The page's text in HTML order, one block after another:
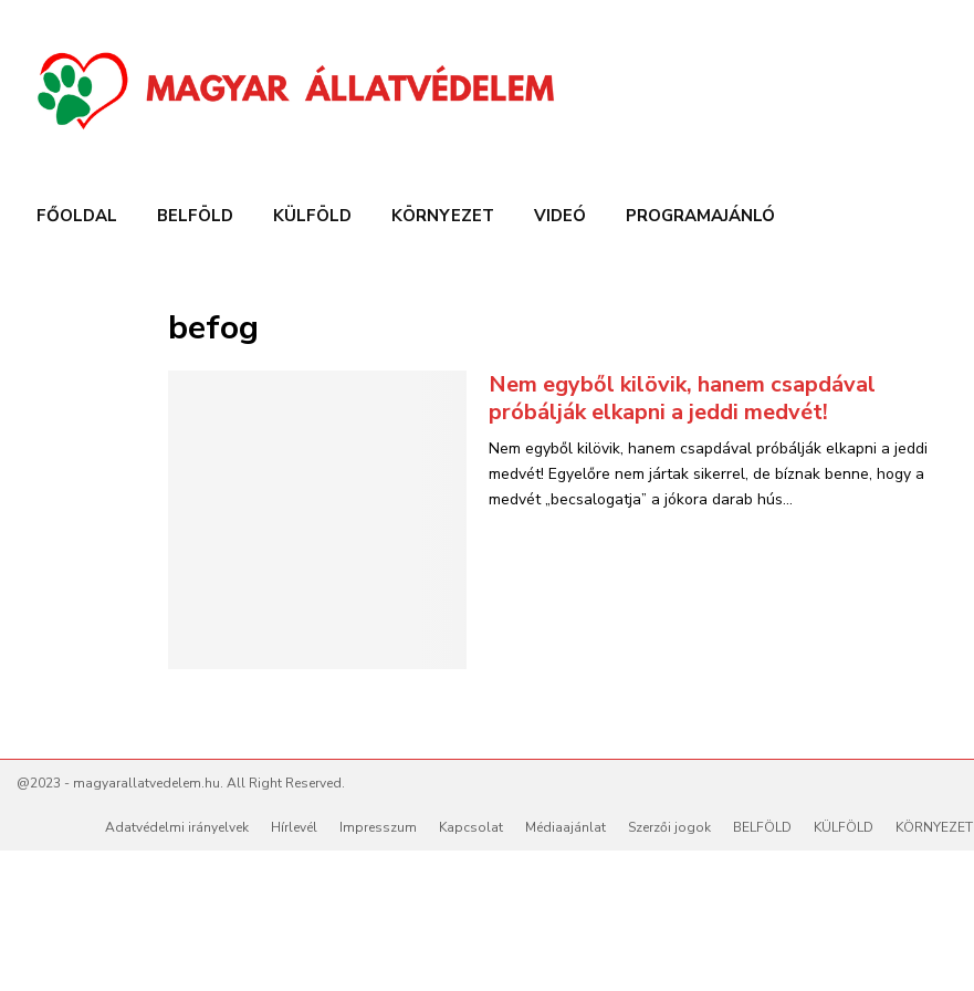
FŐOLDAL BELFÖLD KÜLFÖLD KÖRNYEZET VIDEÓ PROGRAMAJÁNLÓ
befog
Nem egyből kilövik, hanem csapdával
próbálják elkapni a jeddi medvét!
Nem egyből kilövik, hanem csapdával próbálják elkapni a jeddi
medvét! Egyelőre nem jártak sikerrel, de bíznak benne, hogy a
medvét „becsalogatja” a jókora darab hús...
@2023 - magyarallatvedelem.hu. All Right Reserved.
Adatvédelmi irányelvek Hírlevél Impresszum Kapcsolat Médiaajánlat Szerzői jogok BELFÖLD KÜLFÖLD KÖRNYEZET